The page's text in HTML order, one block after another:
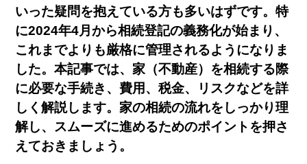
簡単査定 売却相談
0120-231-053
無料！
いった疑問を抱えている方も多いはずです。特
に2024年4月から相続登記の義務化が始まり、
これまでよりも厳格に管理されるようになりま
した。本記事では、家（不動産）を相続する際
に必要な手続き、費用、税金、リスクなどを詳
しく解説します。家の相続の流れをしっかり理
解し、スムーズに進めるためのポイントを押さ
えておきましょう。